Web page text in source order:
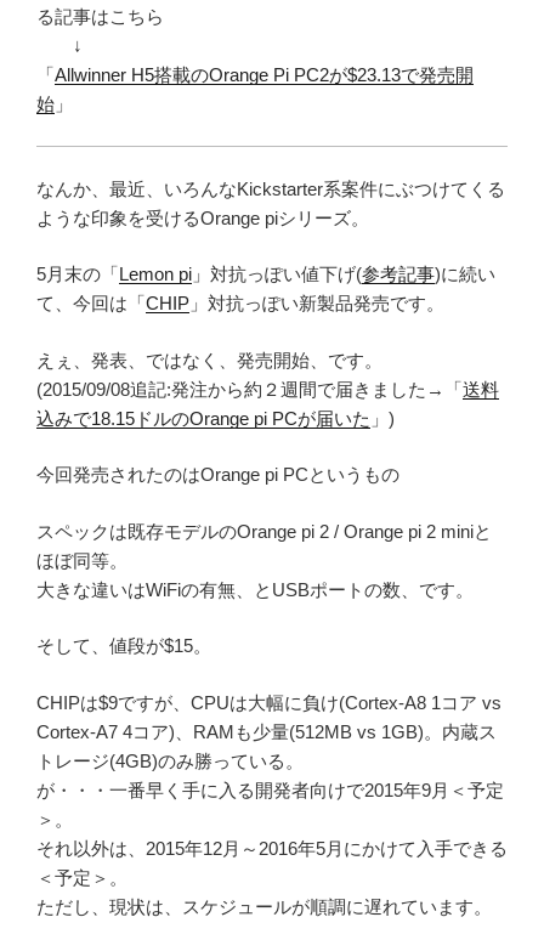
る記事はこちら
↓
「Allwinner H5搭載のOrange Pi PC2が$23.13で発売開
始 」
なんか、最近、いろんなKickstarter系案件にぶつけてくる
ような印象を受けるOrange piシリーズ。
5月末の「Lemon pi 」対抗っぽい値下げ(参考記事)に続い
て、今回は「CHIP 」対抗っぽい新製品発売です。
えぇ、発表、ではなく、発売開始、です。
(2015/09/08追記:発注から約２週間で届きました→「送料
込みで18.15ドルのOrange pi PCが届いた 」)
今回発売されたのはOrange pi PCというもの
スペックは既存モデルのOrange pi 2 / Orange pi 2 miniと
ほぼ同等。
大きな違いはWiFiの有無、とUSBポートの数、です。
そして、値段が$15。
CHIPは$9ですが、CPUは大幅に負け(Cortex-A8 1コア vs
Cortex-A7 4コア)、RAMも少量(512MB vs 1GB)。内蔵ス
トレージ(4GB)のみ勝っている。
が・・・一番早く手に入る開発者向けで2015年9月＜予定
＞。
それ以外は、2015年12月～2016年5月にかけて入手できる
＜予定＞。
ただし、現状は、スケジュールが順調に遅れています。